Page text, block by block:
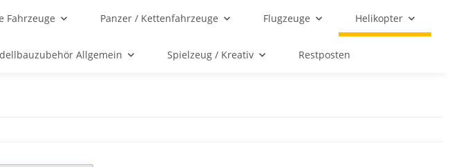
Fahrzeuge Panzer / Kettenfahrzeuge Flugzeuge Helikopter
Allgemein Spielzeug / Kreativ Restposten